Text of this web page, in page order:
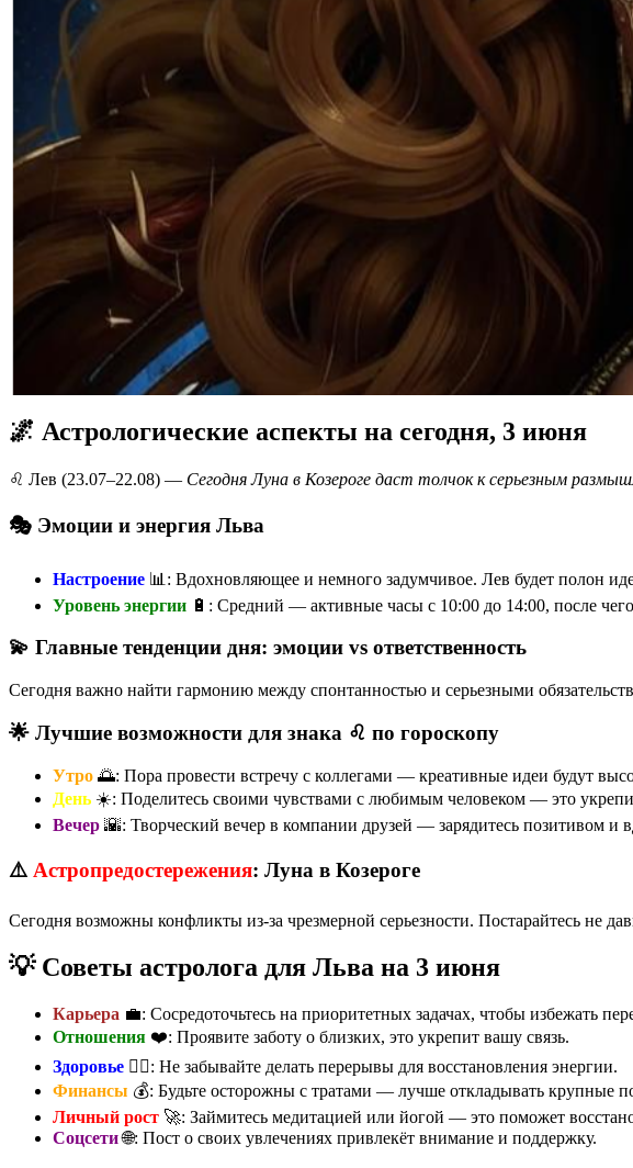
🌌 Астрологические аспекты на сегодня, 3 июня
♌️ Лев (23.07–22.08) — Сегодня Луна в Козероге даст толчок к серьезным
🎭 Эмоции и энергия Льва
Настроение 📊: Вдохновляющее и немного задумчивое. Лев будет полон
Уровень энергии 🔋: Средний — активные часы с 10:00 до 14:00, после
💫 Главные тенденции дня: эмоции vs ответственность
Сегодня важно найти гармонию между спонтанностью и серьезными
🌟 Лучшие возможности для знака ♌ по гороскопу
Утро 🌅: Пора провести встречу с коллегами — креативные идеи будут
День ☀️: Поделитесь своими чувствами с любимым человеком — это
Вечер 🌇: Творческий вечер в компании друзей — зарядитесь позитивом и
⚠️ Астропредостережения: Луна в Козероге
Сегодня возможны конфликты из-за чрезмерной серьезности. Постарайтесь не
💡 Советы астролога для Льва на 3 июня
Карьера 💼: Сосредоточьтесь на приоритетных задачах, чтобы избежать
Отношения ❤️: Проявите заботу о близких, это укрепит вашу связь.
Здоровье 🏃‍♀️: Не забывайте делать перерывы для восстановления энергии.
Финансы 💰: Будьте осторожны с тратами — лучше откладывать крупные
Личный рост 🚀: Займитесь медитацией или йогой — это поможет
Соцсети🌐: Пост о своих увлечениях привлекёт внимание и поддержку.